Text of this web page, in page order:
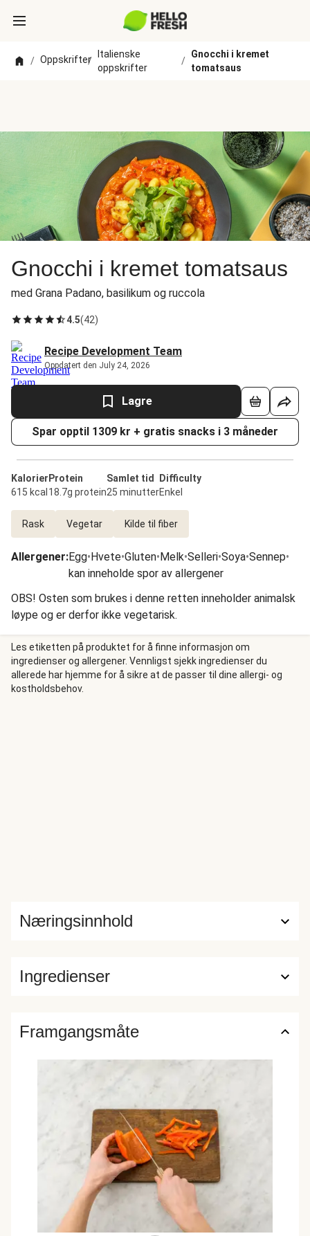
/ Oppskrifter/
Italienske
oppskrifter
/
Gnocchi i kremet
tomatsaus
Gnocchi i kremet tomatsaus
med Grana Padano, basilikum og ruccola
4.5(42)
Recipe Development Team
Oppdatert den July 24, 2026
Lagre
Spar opptil 1309 kr + gratis snacks i 3 måneder
Kalorier
615 kcal
Protein
18.7g protein
Samlet tid
25 minutter
Difficulty
Enkel
Rask Vegetar Kilde til fiber
Allergener:Egg•Hvete•Gluten•Melk•Selleri•Soya•Sennep•
kan inneholde spor av allergener
OBS! Osten som brukes i denne retten inneholder animalsk
løype og er derfor ikke vegetarisk.
Les etiketten på produktet for å finne informasjon om
ingredienser og allergener. Vennligst sjekk ingredienser du
allerede har hjemme for å sikre at de passer til dine allergi- og
kostholdsbehov.
Ingredienser
Næringsinnhold
Framgangsmåte